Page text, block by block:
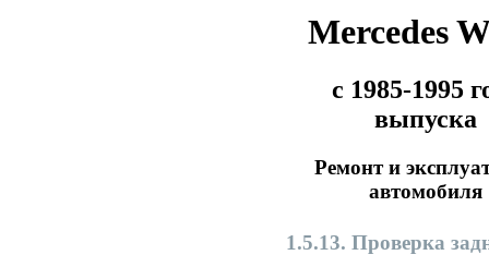
Mercedes
с 1985-1995
выпуска
Ремонт и
автомобиля
1.5.13. Проверка